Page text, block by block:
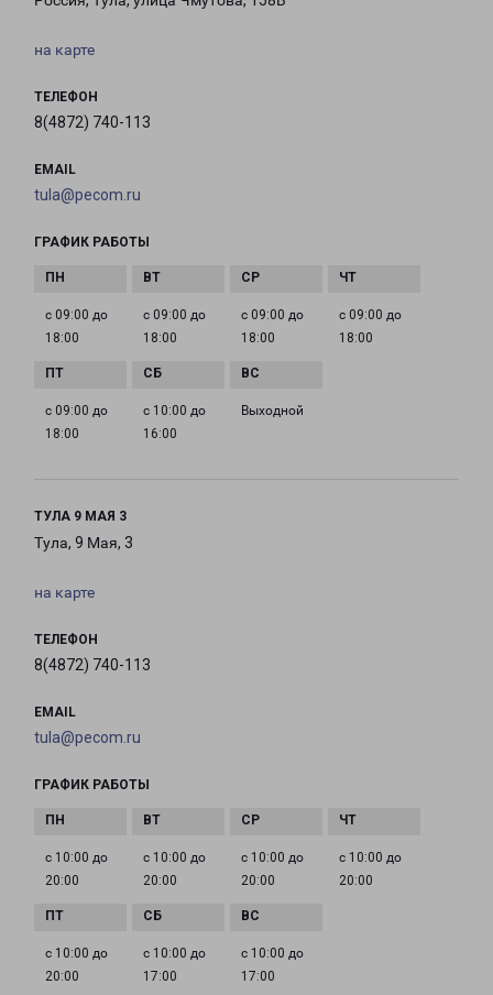
на карте
ТЕЛЕФОН
8(4872) 740-113
EMAIL
tula@pecom.ru
ГРАФИК РАБОТЫ
с 09:00 до
18:00
с 09:00 до
18:00
с 09:00 до
18:00
с 09:00 до
18:00
с 09:00 до
18:00
с 10:00 до
16:00
Выходной
ТУЛА 9 МАЯ 3
Тула, 9 Мая, 3
на карте
ТЕЛЕФОН
8(4872) 740-113
EMAIL
tula@pecom.ru
ГРАФИК РАБОТЫ
с 10:00 до
20:00
с 10:00 до
20:00
с 10:00 до
20:00
с 10:00 до
20:00
с 10:00 до
20:00
с 10:00 до
17:00
с 10:00 до
17:00